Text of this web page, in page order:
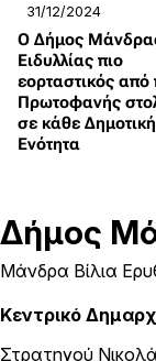
31/12/2024
Ο Δήμος
Ειδυλλίας πιο
εορταστικός από
Πρωτοφανής
σε κάθε Δημοτική
Ενότητα
Δήμος
Μάνδρα Βίλια
Κεντρικό
Στρατηγού